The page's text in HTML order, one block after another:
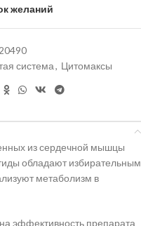
желаний
система, Цитомаксы
из сердечной мышцы
обладают избирательным
метаболизм в
эффективность препарата